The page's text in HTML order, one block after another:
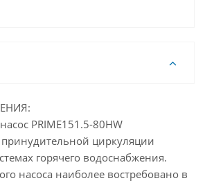
PRIME151.5-80HW
циркуляции
горячего водоснабжения.
насоса наиболее востребовано в